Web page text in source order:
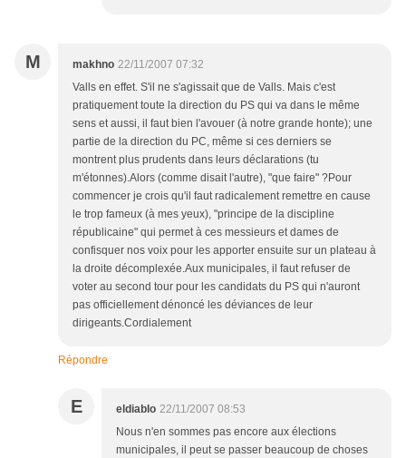
M makhno 22/11/2007 07:32
Valls en effet. S'il ne s'agissait que de Valls. Mais c'est
pratiquement toute la direction du PS qui va dans le même
sens et aussi, il faut bien l'avouer (à notre grande honte); une
partie de la direction du PC, même si ces derniers se
montrent plus prudents dans leurs déclarations (tu
m'étonnes).Alors (comme disait l'autre), "que faire" ?Pour
commencer je crois qu'il faut radicalement remettre en cause
le trop fameux (à mes yeux), "principe de la discipline
républicaine" qui permet à ces messieurs et dames de
confisquer nos voix pour les apporter ensuite sur un plateau à
la droite décomplexée.Aux municipales, il faut refuser de
voter au second tour pour les candidats du PS qui n'auront
pas officiellement dénoncé les déviances de leur
dirigeants.Cordialement
Répondre
E eldiablo 22/11/2007 08:53
Nous n'en sommes pas encore aux élections
municipales, il peut se passer beaucoup de choses